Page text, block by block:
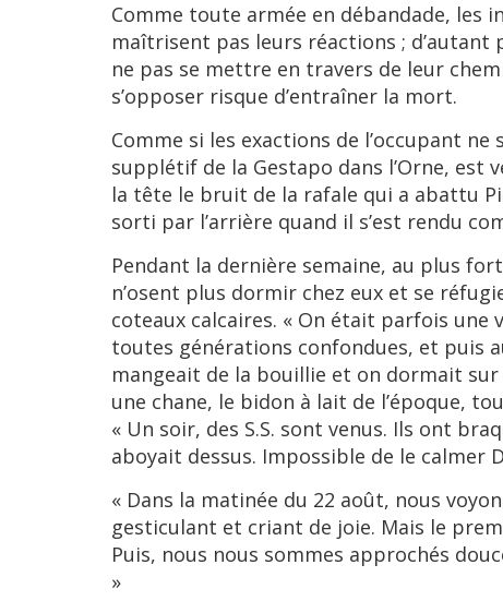
Comme toute armée en débandade, les
maîtrisent pas leurs réactions ; d’autant
ne pas se mettre en travers de leur
s’opposer risque d’entraîner la mort.
Comme si les exactions de l’occupant
supplétif de la Gestapo dans l’Orne, est
la tête le bruit de la rafale qui a abattu
sorti par l’arrière quand il s’est rendu
Pendant la dernière semaine, au plus
n’osent plus dormir chez eux et se
coteaux calcaires. « On était parfois une
toutes générations confondues, et puis
mangeait de la bouillie et on dormait
une chane, le bidon à lait de l’époque,
« Un soir, des S.S. sont venus. Ils ont
aboyait dessus. Impossible de le calmer
« Dans la matinée du 22 août, nous
gesticulant et criant de joie. Mais le
Puis, nous nous sommes approchés
»